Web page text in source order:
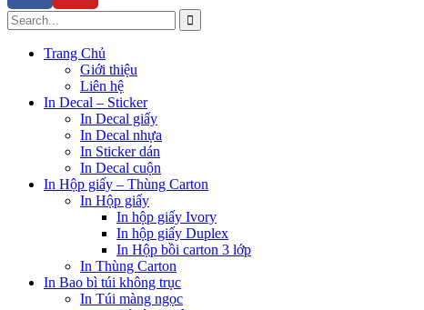
Trang Chủ
Giới thiệu
Liên hệ
In Decal – Sticker
In Decal giấy
In Decal nhựa
In Sticker dán
In Decal cuộn
In Hộp giấy – Thùng Carton
In Hộp giấy
In hộp giấy Ivory
In hộp giấy Duplex
In Hộp bồi carton 3 lớp
In Thùng Carton
In Bao bì túi không trục
In Túi màng ngọc